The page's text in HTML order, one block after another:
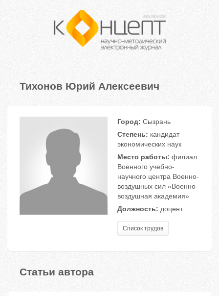
Тихонов Юрий Алексеевич
Город: Сызрань
Степень: кандидат
экономических наук
Место работы: филиал
Военного учебно-
научного центра Военно-
воздушных сил «Военно-
воздушная академия»
Должность: доцент
Список трудов
Статьи автора